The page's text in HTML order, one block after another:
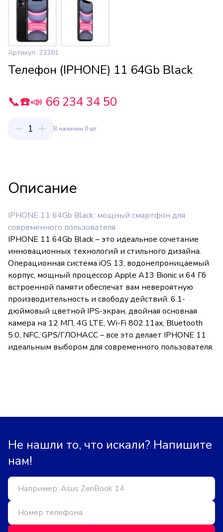
Артикул: 23281
Телефон (IPHONE) 11 64Gb Black
📞☎️📣 66 234 34 50
1 В наличии 0 шт
Описание
IPHONE 11 64Gb Black: мощный смартфон для
современного пользователя
IPHONE 11 64Gb Black – это идеальное сочетание
инновационных технологий и стильного дизайна.
Операционная система iOS 13, водонепроницаемый
корпус, мощный процессор Apple A13 Bionic и 64 Гб
встроенной памяти обеспечат вам невероятную
производительность и свободу действий. 6.1-
дюймовый цветной IPS-экран, двойная основная
камера на 12 МП, 4G LTE, Wi-Fi 802.11ax, Bluetooth
5.0, NFC, GPS/ГЛОНАСС – все это делает IPHONE 11
идеальным выбором для современного пользователя.
Не нашли то, что искали? Напишите
нам!